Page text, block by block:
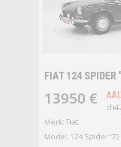
FIAT 124
13950 €
Merk: Fiat
Model: 124 Spider '72